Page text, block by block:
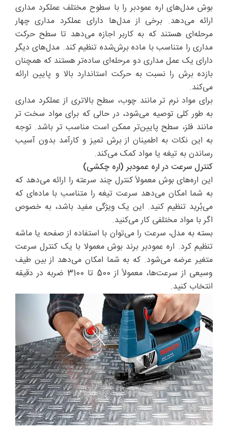
بوش مدل‌های اره عمودبر را با سطوح مختلف عملکرد مداری
ارائه می‌دهد. برخی از مدل‌ها دارای عملکرد مداری چهار
مرحله‌ای هستند که به کاربر اجازه می‌دهد تا سطح حرکت
مداری را متناسب با ماده برش‌شده تنظیم کند. مدل‌های دیگر
دارای یک عمل مداری دو مرحله‌ای ساده‌تر هستند که همچنان
بازده برش را نسبت به حرکت استاندارد بالا و پایین ارائه
می‌کند.
برای مواد نرم تر مانند چوب، سطح بالاتری از عملکرد مداری
به طور کلی توصیه می‌شود، در حالی که برای مواد سخت تر
مانند فلز، سطح پایین‌تر ممکن است مناسب تر باشد. توجه
به این نکات به اطمینان از برش تمیز و کارآمد بدون آسیب
رساندن به تیغه یا مواد کمک می‌کند.
کنترل سرعت در اره عمودبر (اره چکشی)
این اره‌های بوش معمولاً کنترل چند سرعته را ارائه می‌دهد که
به شما امکان می‌دهد سرعت تیغه را متناسب با ماده‌ای که
می‌بُرید تنظیم کنید. این یک ویژگی مفید باشد، به خصوص
اگر با مواد مختلفی کار می‌کنید.
بسته به مدل، سرعت را می‌توان با استفاده از صفحه یا ماشه
تنظیم کرد. اره عمودبر برند بوش معمولا با یک کنترل سرعت
متغیر عرضه می‌شود. که به شما امکان می‌دهد از بین طیف
وسیعی از سرعت‌ها، معمولاً از 500 تا 3100 ضربه در دقیقه
انتخاب کنید.